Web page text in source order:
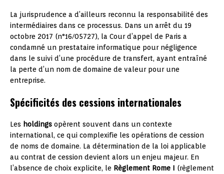
La jurisprudence a d’ailleurs reconnu la responsabilité des
intermédiaires dans ce processus. Dans un arrêt du 19
octobre 2017 (n°16/05727), la Cour d’appel de Paris a
condamné un prestataire informatique pour négligence
dans le suivi d’une procédure de transfert, ayant entraîné
la perte d’un nom de domaine de valeur pour une
entreprise.
Spécificités des cessions internationales
Les holdings opèrent souvent dans un contexte
international, ce qui complexifie les opérations de cession
de noms de domaine. La détermination de la loi applicable
au contrat de cession devient alors un enjeu majeur. En
l’absence de choix explicite, le Règlement Rome I (règlement